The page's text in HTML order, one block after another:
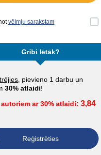
vēlmju sarakstam
Gribi lētāk?
, pievieno 1 darbu un
30% atlaidi!
ar 30% atlaidi: 3,84
Reģistrēties